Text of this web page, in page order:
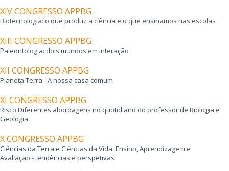
XIV CONGRESSO APPBG
Biotecnologia: o que produz a ciência e o que ensinamos nas escolas
XIII CONGRESSO APPBG
Paleontologia: dois mundos em interação
XII CONGRESSO APPBG
Planeta Terra - A nossa casa comum
XI CONGRESSO APPBG
Risco Diferentes abordagens no quotidiano do professor de Biologia e
Geologia
X CONGRESSO APPBG
Ciências da Terra e Ciências da Vida: Ensino, Aprendizagem e
Avaliação - tendências e perspetivas